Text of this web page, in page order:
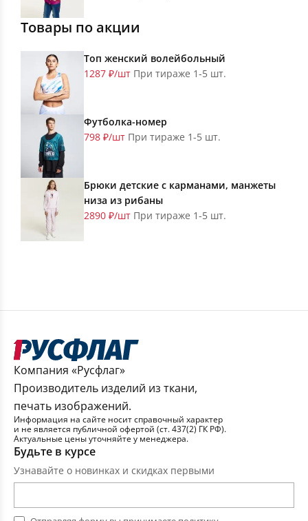
Товары по акции
Топ женский волейбольный
1287 ₽/шт При тираже 1-5 шт.
Футболка-номер
798 ₽/шт При тираже 1-5 шт.
Брюки детские с карманами, манжеты
низа из рибаны
2890 ₽/шт При тираже 1-5 шт.
Компания «Русфлаг»
Производитель изделий из ткани,
печать изображений.
Информация на сайте носит справочный характер
и не является публичной офертой (ст. 437(2) ГК РФ).
Актуальные цены уточняйте у менеджера.
Будьте в курсе
Узнавайте о новинках и скидках первыми